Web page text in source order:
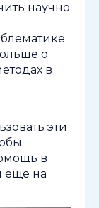
научно
о
в
эти
в
еще на